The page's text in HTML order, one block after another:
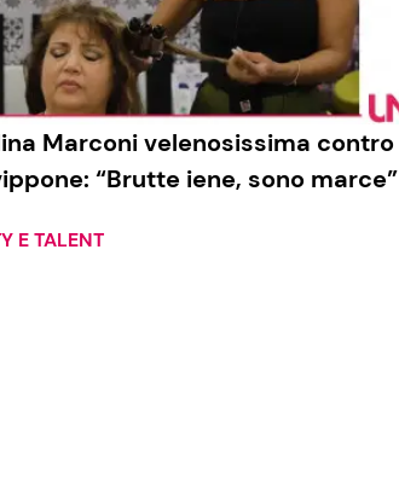
Marconi velenosissima contro
“Brutte iene, sono marce”
E TALENT